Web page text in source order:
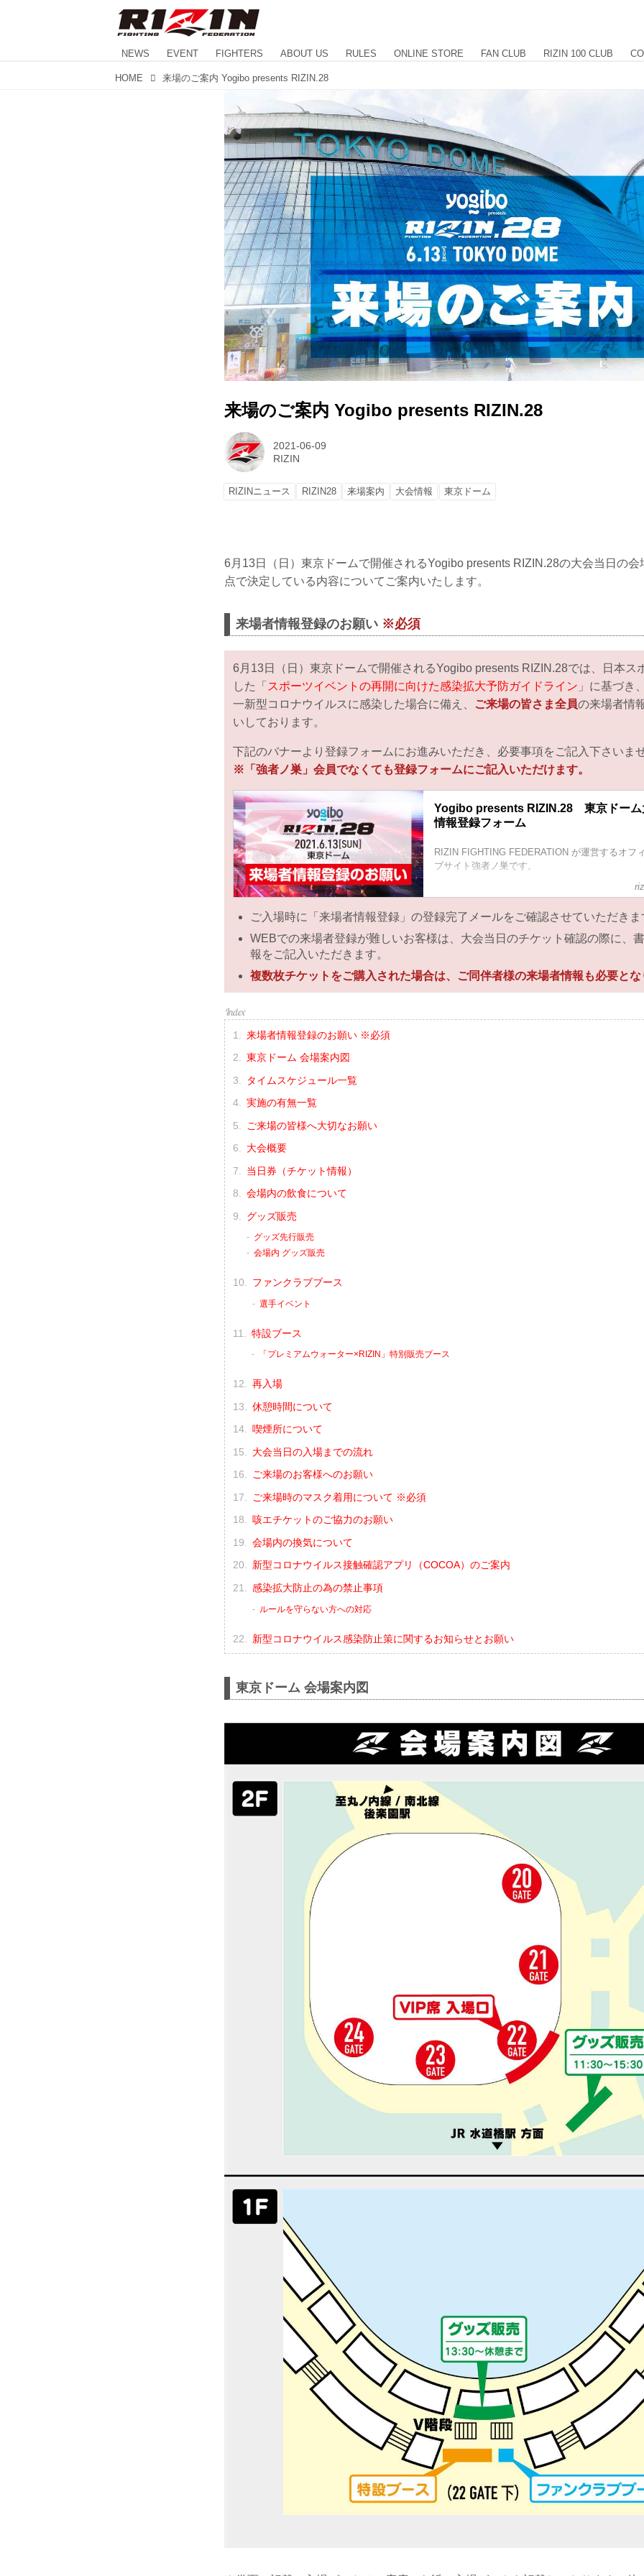
NEWS EVENT FIGHTERS ABOUT US RULES ONLINE STORE FAN CLUB RIZIN 100 CLUB
HOME 来場のご案内 Yogibo presents RIZIN.28
来場のご案内 Yogibo presents RIZIN.28
2021-06-09
RIZIN
RIZINニュース RIZIN28 来場案内 大会情報 東京ドーム
6月13日（日）東京ドームで開催されるYogibo presents RIZIN.28の大会当日の会
点で決定している内容についてご案内いたします。
来場者情報登録のお願い ※必須
6月13日（日）東京ドームで開催されるYogibo presents RIZIN.28では、日本ス
した「 スポーツイベントの再開に向けた感染拡大予防ガイドライン 」に基づき
一新型コロナウイルスに感染した場合に備え、
ご来場の皆さま全員の来場者情
いしております。
下記のバナーより登録フォームにお進みいただき、必要事項をご記入下さいま
※「強者ノ巣」会員でなくても登録フォームにご記入いただけます。
Yogibo presents RIZIN.28 東京ドー
情報登録フォーム
RIZIN FIGHTING FEDERATION が運営するオフ
ブサイト強者ノ巣です。
ご入場時に「来場者情報登録」の登録完了メールをご確認させていただきま
WEBでの来場者登録が難しいお客様は、大会当日のチケット確認の際に、
報をご記入いただきます。
複数枚チケットをご購入された場合は、ご同伴者様の来場者情報も必要とな
来場者情報登録のお願い ※必須
東京ドーム 会場案内図
タイムスケジュール一覧
実施の有無一覧
ご来場の皆様へ大切なお願い
大会概要
当日券（チケット情報）
会場内の飲食について
グッズ販売
グッズ先行販売
会場内 グッズ販売
ファンクラブブース
選手イベント
特設ブース
「プレミアムウォーター×RIZIN」特別販売ブース
再入場
休憩時間について
喫煙所について
大会当日の入場までの流れ
ご来場のお客様へのお願い
ご来場時のマスク着用について ※必須
咳エチケットのご協力のお願い
会場内の換気について
新型コロナウイルス接触確認アプリ（COCOA）のご案内
感染拡大防止の為の禁止事項
ルールを守らない方への対応
新型コロナウイルス感染防止策に関するお知らせとお願い
東京ドーム 会場案内図